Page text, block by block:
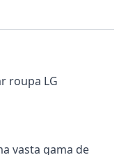
roupa LG
vasta gama de